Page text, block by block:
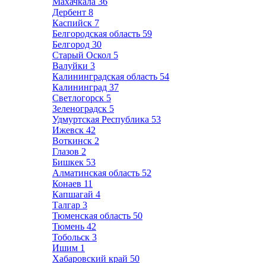
Дербент 8
Каспийск 7
Белгородская область 59
Белгород 30
Старый Оскол 5
Валуйки 3
Калининградская область 54
Калининград 37
Светлогорск 5
Зеленоградск 5
Удмуртская Республика 53
Ижевск 42
Воткинск 2
Глазов 2
Бишкек 53
Алматинская область 52
Конаев 11
Капшагай 4
Талгар 3
Тюменская область 50
Тюмень 42
Тобольск 3
Ишим 1
Хабаровский край 50